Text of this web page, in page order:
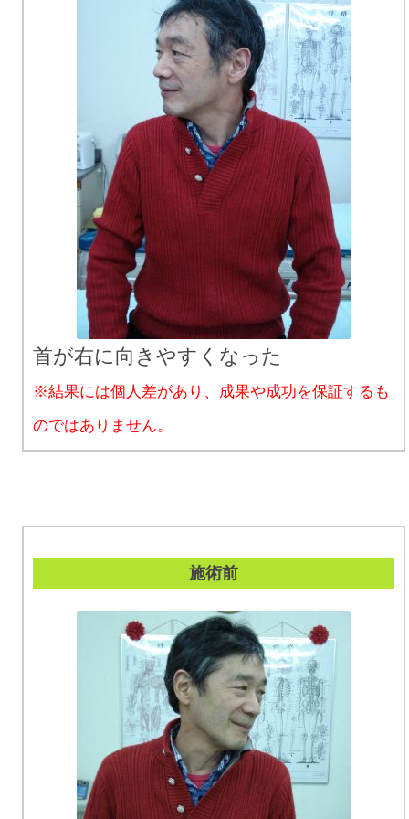
首が右に向きやすくなった
※結果には個人差があり、成果や成功を保証するも
のではありません。
施術前